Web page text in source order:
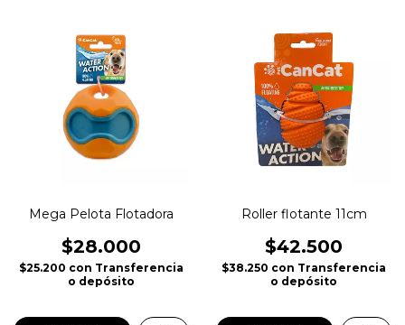
Mega Pelota Flotadora
$28.000
$25.200 con Transferencia
o depósito
Roller flotante 11cm
$42.500
$38.250 con Transferencia
o depósito